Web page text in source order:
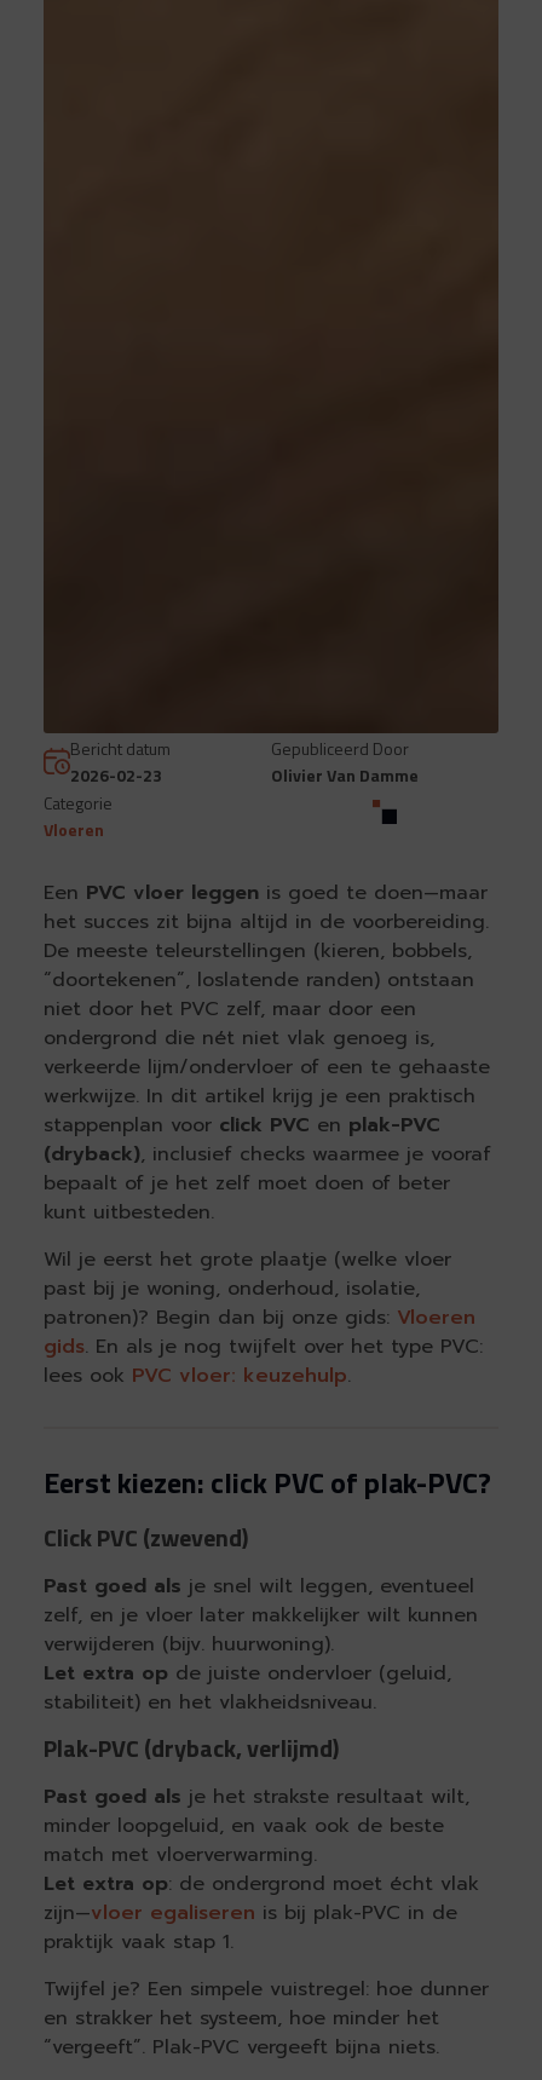
Bericht datum
2026-02-23
Gepubliceerd Door
Olivier Van Damme
Categorie
Vloeren
Een PVC vloer leggenis goed te doen—maar
het succes zit bijna altijd in de voorbereiding.
De meeste teleurstellingen (kieren, bobbels,
“doortekenen”, loslatende randen) ontstaan
niet door het PVC zelf, maar door een
ondergrond die nét niet vlak genoeg is,
verkeerde lijm/ondervloer of een te gehaaste
werkwijze. In dit artikel krijg je een praktisch
stappenplan voor click PVC en plak-PVC
(dryback), inclusief checks waarmee je vooraf
bepaalt of je het zelf moet doen of beter
kunt uitbesteden.
Wil je eerst het grote plaatje (welke vloer
past bij je woning, onderhoud, isolatie,
patronen)? Begin dan bij onze gids: Vloeren
gids. En als je nog twijfelt over het type PVC:
lees ook PVC vloer: keuzehulp.
Eerst kiezen: click PVC of plak-PVC?
Click PVC (zwevend)
Past goed als je snel wilt leggen, eventueel
zelf, en je vloer later makkelijker wilt kunnen
verwijderen (bijv. huurwoning).
Let extra op de juiste ondervloer (geluid,
stabiliteit) en het vlakheidsniveau.
Plak-PVC (dryback, verlijmd)
Past goed als je het strakste resultaat wilt,
minder loopgeluid, en vaak ook de beste
match met vloerverwarming.
Let extra op: de ondergrond moet écht vlak
zijn—vloer egaliseren is bij plak-PVC in de
praktijk vaak stap 1.
Twijfel je? Een simpele vuistregel: hoe dunner
en strakker het systeem, hoe minder het
“vergeeft”. Plak-PVC vergeeft bijna niets.